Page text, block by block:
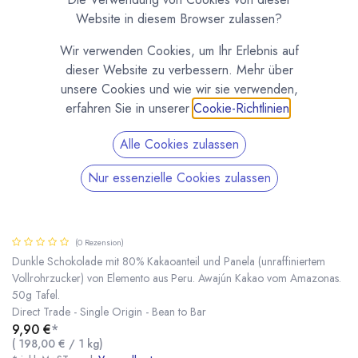
(0 Rezension)
Dunkle Schokolade mit 80% Kakaoanteil und Panela (unraffiniertem
Vollrohrzucker) von Elemento aus Peru. Awajún Kakao vom Amazonas.
50g Tafel.
Direct Trade - Single Origin - Bean to Bar
9,90 €*
( 198,00 € / 1 kg)
Website in diesem Browser zulassen?
Wir verwenden Cookies, um Ihr Erlebnis auf
dieser Website zu verbessern. Mehr über
unsere Cookies und wie wir sie verwenden,
erfahren Sie in unserer Cookie-Richtlinien
Alle Cookies zulassen
Nur essenzielle Cookies zulassen